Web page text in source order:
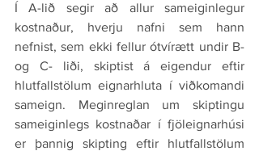
Í A-lið segir að allur sameiginlegur
kostnaður, hverju nafni sem hann
nefnist, sem ekki fellur ótvírætt undir B-
og C- liði, skiptist á eigendur eftir
hlutfallstölum eignarhluta í viðkomandi
sameign. Meginreglan um skiptingu
sameiginlegs kostnaðar í fjöleignarhúsi
er þannig skipting eftir hlutfallstölum